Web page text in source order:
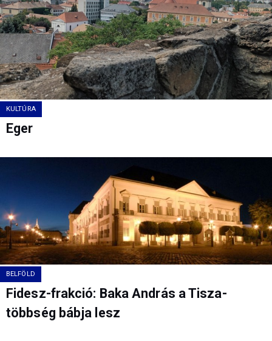
KULTÚRA
Eger
BELFÖLD
Fidesz-frakció: Baka András a Tisza-
többség bábja lesz